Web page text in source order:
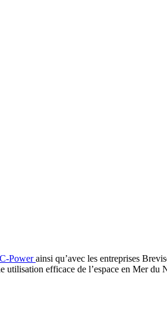
C-Powerainsi qu’avec les entreprises
efficace de l’espace en Mer